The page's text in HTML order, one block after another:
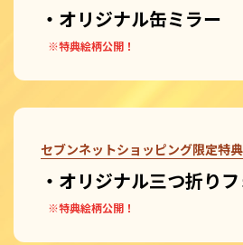
・オリジナル缶ミラー
※特典絵柄公開！
セブンネットショッピング限定特典
・オリジナル三つ折り
※特典絵柄公開！